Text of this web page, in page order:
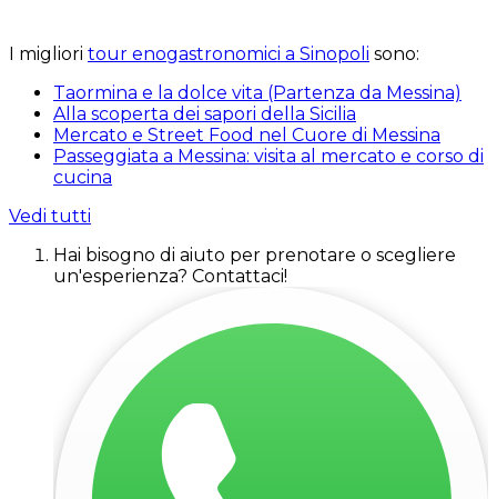
I migliori tour enogastronomici a Sinopoli sono:
Taormina e la dolce vita (Partenza da Messina)
Alla scoperta dei sapori della Sicilia
Mercato e Street Food nel Cuore di Messina
Passeggiata a Messina: visita al mercato e corso di
cucina
Vedi tutti
Hai bisogno di aiuto per prenotare o scegliere
un'esperienza? Contattaci!